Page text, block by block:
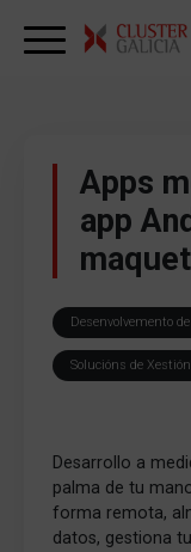
Apps
app
Desenvolvemento
Solucións de
Desarrollo a
palma de tu
forma remota,
datos, gestiona